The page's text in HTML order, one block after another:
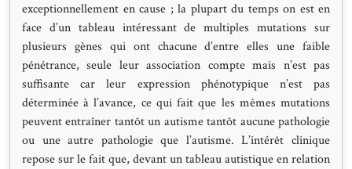
exceptionnellement en cause ; la plupart du temps on est en
face d’un tableau intéressant de multiples mutations sur
plusieurs gènes qui ont chacune d’entre elles une faible
pénétrance, seule leur association compte mais n’est pas
suffisante car leur expression phénotypique n’est pas
déterminée à l’avance, ce qui fait que les mêmes mutations
peuvent entraîner tantôt un autisme tantôt aucune pathologie
ou une autre pathologie que l’autisme. L’intérêt clinique
repose sur le fait que, devant un tableau autistique en relation